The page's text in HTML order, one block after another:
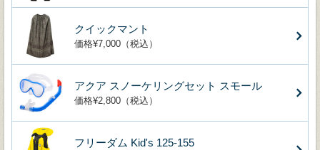
クイックマント
価格¥7,000（税込）
アクア スノーケリングセット スモール
価格¥2,800（税込）
フリーダム Kid's 125-155